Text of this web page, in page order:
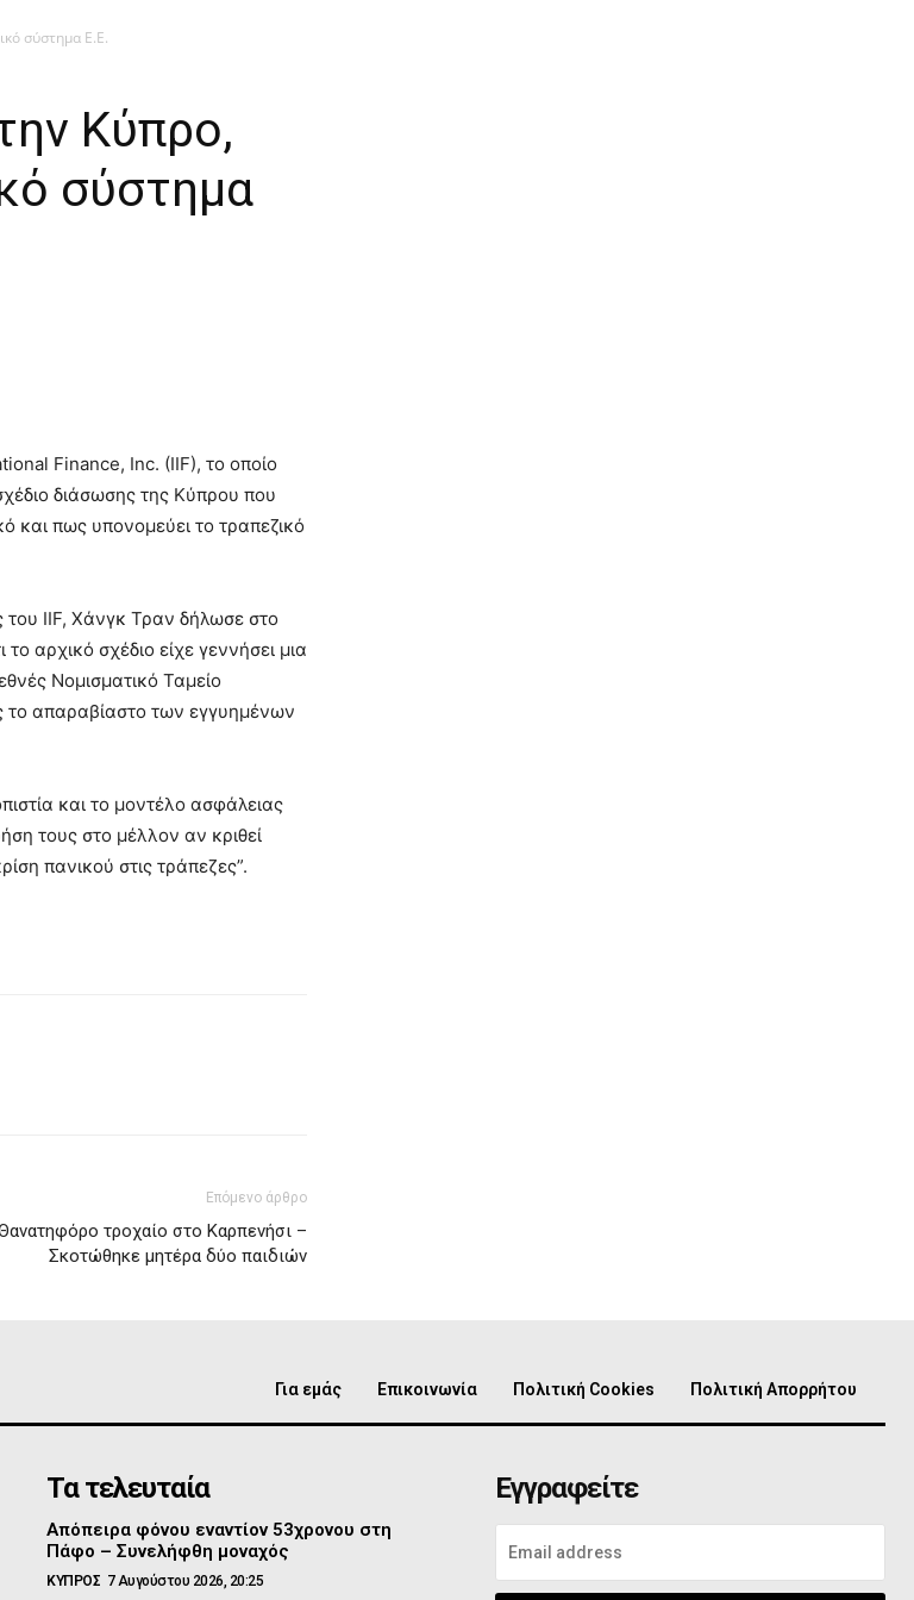
σύστημα Ε.Ε.
Κύπρο,
σύστημα
Finance, Inc. (IIF), το οποίο
διάσωσης της Κύπρου που
πως υπονομεύει το τραπεζικό
IIF, Χάνγκ Τραν δήλωσε στο
αρχικό σχέδιο είχε γεννήσει μια
Νομισματικό Ταμείο
το απαραβίαστο των εγγυημένων
και το μοντέλο ασφάλειας
τους στο μέλλον αν κριθεί
πανικού στις τράπεζες”.
Επόμενο άρθρο
τροχαίο στο Καρπενήσι –
Σκοτώθηκε μητέρα δύο παιδιών
Για εμάς Επικοινωνία Πολιτική Cookies Πολιτική Απορρήτου
Τα τελευταία
Απόπειρα φόνου εναντίον 53χρονου στη
Πάφο – Συνελήφθη μοναχός
ΚΥΠΡΟΣ 7 Αυγούστου 2026, 20:25
Εγγραφείτε